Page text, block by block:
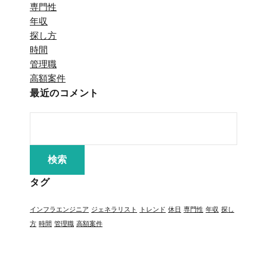
専門性
年収
探し方
時間
管理職
高額案件
最近のコメント
タグ
インフラエンジニア ジェネラリスト トレンド 休日 専門性 年収 探し
方 時間 管理職 高額案件